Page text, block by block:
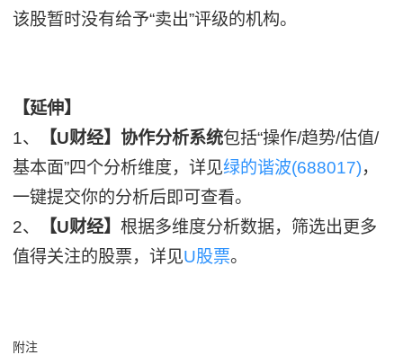
该股暂时没有给予“卖出”评级的机构。
【延伸】
1、
【U财经】协作分析系统包括“操作/趋势/估值/
基本面”四个分析维度，详见绿的谐波(688017)，
一键提交你的分析后即可查看。
2、
【U财经】根据多维度分析数据，筛选出更多
值得关注的股票，详见U股票。
附注